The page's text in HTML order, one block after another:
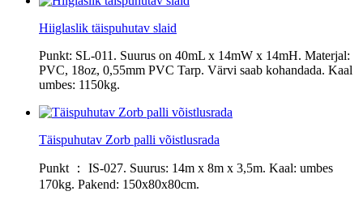
Hiiglaslik täispuhutav slaid
Punkt: SL-011. Suurus on 40mL x 14mW x 14mH. Materjal:
PVC, 18oz, 0,55mm PVC Tarp. Värvi saab kohandada. Kaal
umbes: 1150kg.
Täispuhutav Zorb palli võistlusrada
Punkt ： IS-027. Suurus: 14m x 8m x 3,5m. Kaal: umbes
170kg. Pakend: 150x80x80cm.